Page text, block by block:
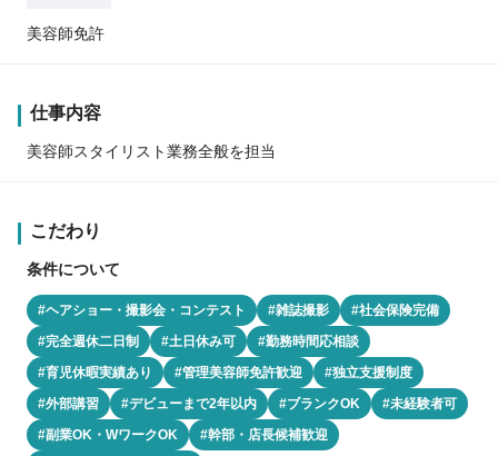
美容師免許
仕事内容
美容師スタイリスト業務全般を担当
こだわり
条件について
#ヘアショー・撮影会・コンテスト #雑誌撮影
#社会保険完備
#完全週休二日制
#土日休み可
#勤務時間応相談
#育児休暇実績あり
#管理美容師免許歓迎
#独立支援制度
#外部講習
#デビューまで2年以内 #ブランクOK
#未経験者可
#副業OK・WワークOK
#幹部・店長候補歓迎